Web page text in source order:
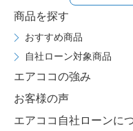
商品を探す
おすすめ商品
自社ローン対象商品
エアココの強み
お客様の声
エアココ自社ローンに